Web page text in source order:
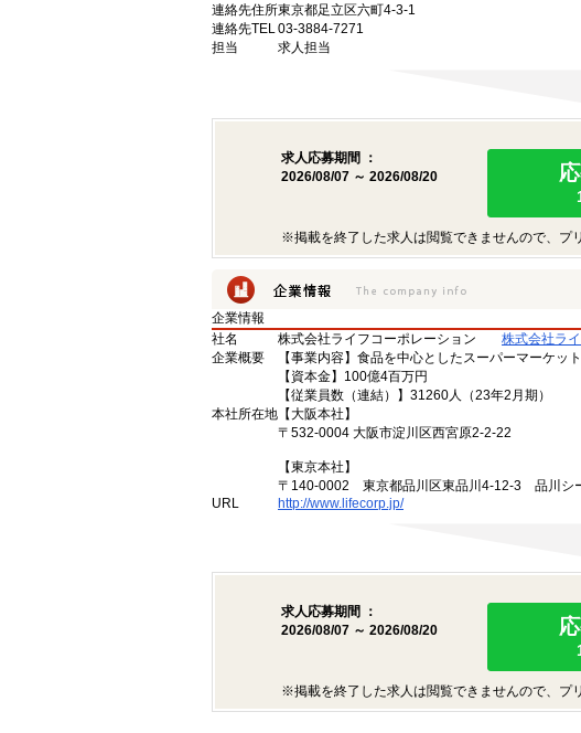
連絡先住所東京都足立区六町4-3-1
連絡先TEL03-3884-7271
担当
求人担当
求人応募期間 ：
2026/08/07 ～ 2026/08/20
※掲載を終了した求人は閲覧できませんので、プ
企業情報
社名
株式会社ライフコーポレーション
株式会社ラ
企業概要
【事業内容】食品を中心としたスーパーマーケッ
【資本金】100億4百万円
【従業員数（連結）】31260人（23年2月期）
本社所在地 【大阪本社】
〒532-0004 大阪市淀川区西宮原2-2-22
【東京本社】
〒140-0002 東京都品川区東品川4-12-3 品川シ
URL
http://www.lifecorp.jp/
求人応募期間 ：
2026/08/07 ～ 2026/08/20
※掲載を終了した求人は閲覧できませんので、プ